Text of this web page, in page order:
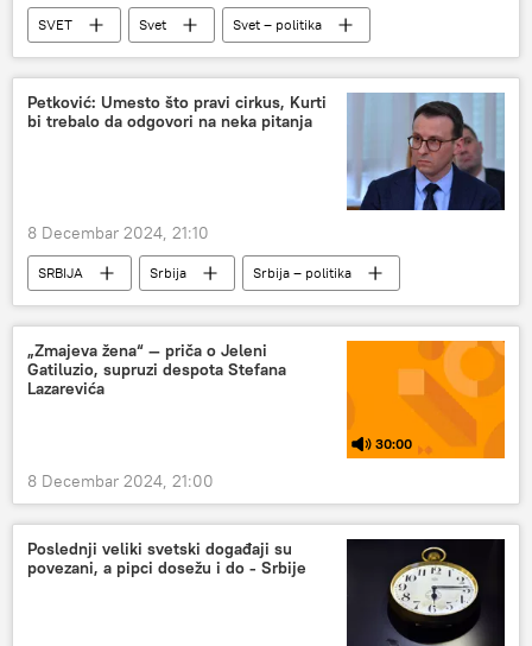
SVET Svet Svet – politika
Petković: Umesto što pravi cirkus, Kurti
bi trebalo da odgovori na neka pitanja
8 Decembar 2024, 21:10
SRBIJA Srbija
Srbija – politika
Politika
„Zmajeva žena“ — priča o Jeleni
Gatiluzio, supruzi despota Stefana
Lazarevića
30:00
8 Decembar 2024, 21:00
Poslednji veliki svetski događaji su
povezani, a pipci dosežu i do - Srbije